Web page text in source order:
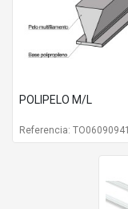
POLIPELO M/L
Referencia: TO06090941